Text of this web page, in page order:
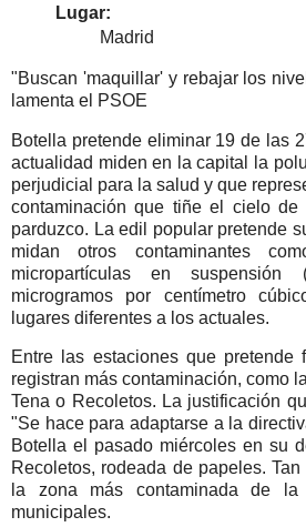
Lugar:
Madrid
"Buscan 'maquillar' y rebajar los
lamenta el PSOE
Botella pretende eliminar 19 de las
actualidad miden en la capital la
perjudicial para la salud y que
contaminación que tiñe el cielo
parduzco. La edil popular pretende
midan otros contaminantes
micropartículas en
microgramos por centímetro
lugares diferentes a los actuales.
Entre las estaciones que pretende
registran más contaminación, como
Tena o Recoletos. La justificación
"Se hace para adaptarse a la
Botella el pasado miércoles en su
Recoletos, rodeada de papeles.
la zona más contaminada de la
municipales.